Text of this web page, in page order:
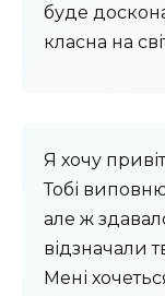
буде
класна на
Я хочу
Тобі
але ж
відзначали
Мені